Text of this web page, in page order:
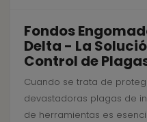
Fondos
Delta - La
Control de
Cuando se trata de
devastadoras plagas de
de herramientas es